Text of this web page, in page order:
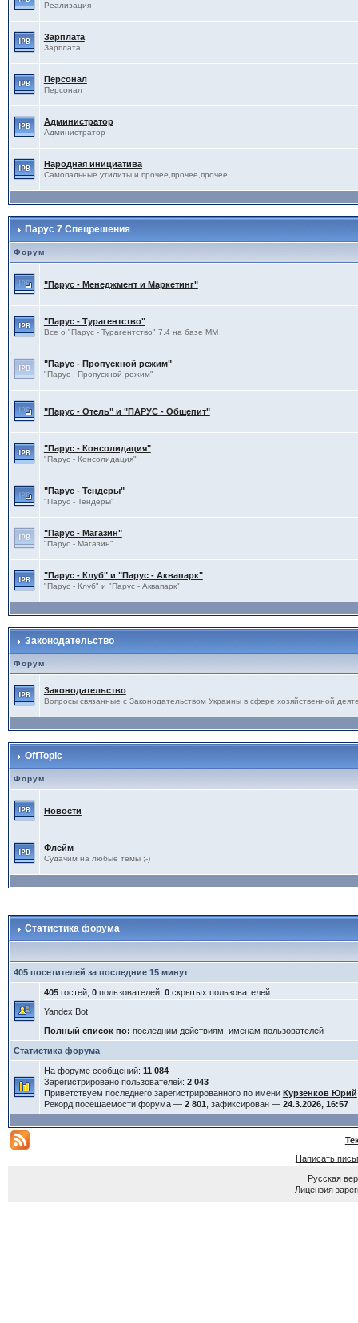
Реализация
Зарплата
Зарплата
Персонал
Персонал
Администратор
Администратор
Народная инициатива
Самопальные утилиты и прочее,прочее,прочее....
Парус 7 Спецрешения
Форум
"Парус - Менеджмент и Маркетинг"
"Парус - Турагентство"
Все о "Парус - Турагентство" 7.4 на базе ММ
"Парус - Пропускной режим"
"Парус - Пропускной режим"
"Парус - Отель" и "ПАРУС - Общепит"
"Парус - Консолидация"
"Парус - Консолидация"
"Парус - Тендеры"
"Парус - Тендеры"
"Парус - Магазин"
"Парус - Магазин"
"Парус - Клуб" и "Парус - Аквапарк"
"Парус - Клуб" и "Парус - Аквапарк"
Законодательство
Форум
Законодательство
Вопросы связанные с Законодательством Украины в сфере хозяйственной
OffTopic
Форум
Новости
Флейм
Судачим на любые темы ;-)
Статистика форума
405 посетителей за последние 15 минут
405гостей, 0пользователей, 0скрытых пользователей
Yandex Bot
Полный список по: последним действиям именам пользователей
Статистика форума
На форуме сообщений: 11 084
Зарегистрировано пользователей: 2 043
Приветствуем последнего зарегистрированного по имени Курзенков Юрий
Рекорд посещаемости форума — 2 801 , зафиксирован — 24.3.2026, 16:57
Написать
Русская
Лицензия